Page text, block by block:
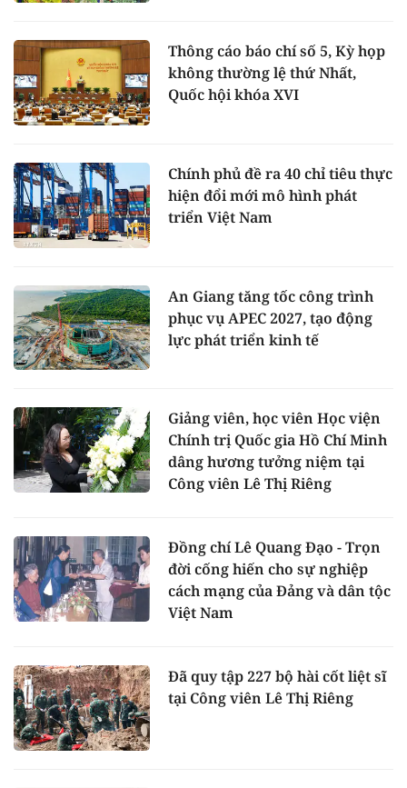
Thông cáo báo chí số 5, Kỳ họp
không thường lệ thứ Nhất,
Quốc hội khóa XVI
Chính phủ đề ra 40 chỉ tiêu thực
hiện đổi mới mô hình phát
triển Việt Nam
An Giang tăng tốc công trình
phục vụ APEC 2027, tạo động
lực phát triển kinh tế
Giảng viên, học viên Học viện
Chính trị Quốc gia Hồ Chí Minh
dâng hương tưởng niệm tại
Công viên Lê Thị Riêng
Đồng chí Lê Quang Đạo - Trọn
đời cống hiến cho sự nghiệp
cách mạng của Đảng và dân tộc
Việt Nam
Đã quy tập 227 bộ hài cốt liệt sĩ
tại Công viên Lê Thị Riêng